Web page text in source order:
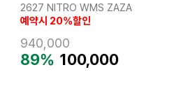
2627 NITRO WMS ZAZA
예약시 20%할인
940,000
89% 100,000